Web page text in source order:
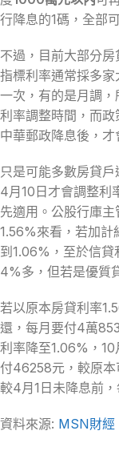
行降息的1碼，全部
不過，目前大部分
指標利率通常採多
一次，有的是月調
利率調整時間，而
中華郵政降息後，才
只是可能多數房貸
4月10日才會調整利
先適用。公股行庫
1.56%來看，若加計
到1.06%，至於信貸
4%多，但若是優質
若以原本房貸利率
還，每月要付4萬
利率降至1.06%，10
付46258元，較原
較4月1日未降息前，
資料來源: MSN財經